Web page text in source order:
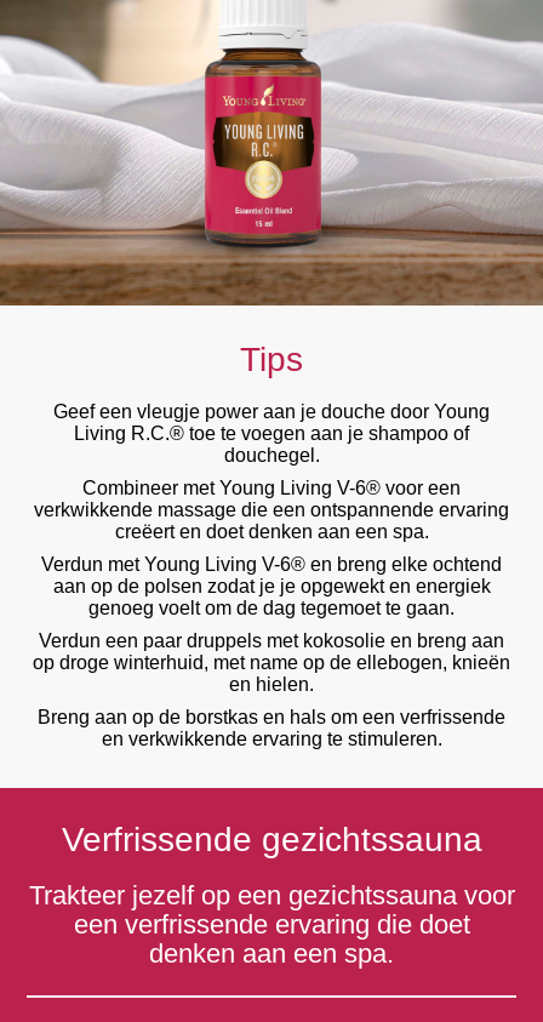
Tips
Geef een vleugje power aan je douche door Young
Living R.C.® toe te voegen aan je shampoo of
douchegel.
Combineer met Young Living V-6® voor een
verkwikkende massage die een ontspannende ervaring
creëert en doet denken aan een spa.
Verdun met Young Living V-6® en breng elke ochtend
aan op de polsen zodat je je opgewekt en energiek
genoeg voelt om de dag tegemoet te gaan.
Verdun een paar druppels met kokosolie en breng aan
op droge winterhuid, met name op de ellebogen, knieën
en hielen.
Breng aan op de borstkas en hals om een verfrissende
en verkwikkende ervaring te stimuleren.
Verfrissende gezichtssauna
Trakteer jezelf op een gezichtssauna voor
een verfrissende ervaring die doet
denken aan een spa.